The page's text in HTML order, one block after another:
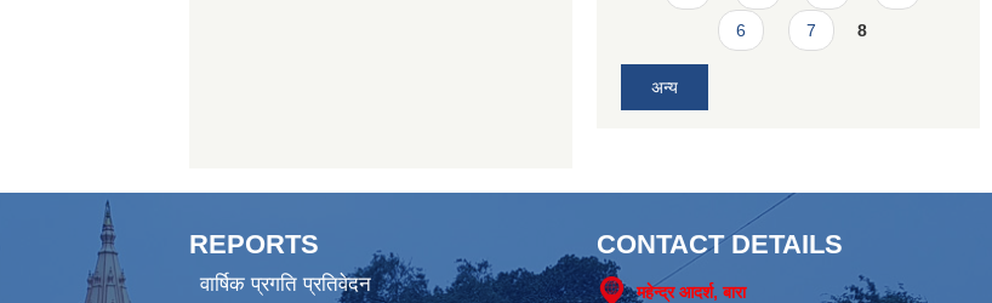
6 7 8
अन्य
REPORTS
वार्षिक प्रगति प्रतिवेदन
CONTACT DETAILS
महेन्द्र आदर्श, बारा